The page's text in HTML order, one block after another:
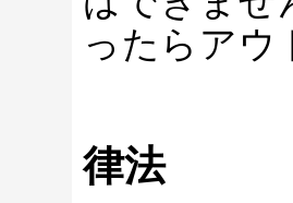
ったらアウ
律法